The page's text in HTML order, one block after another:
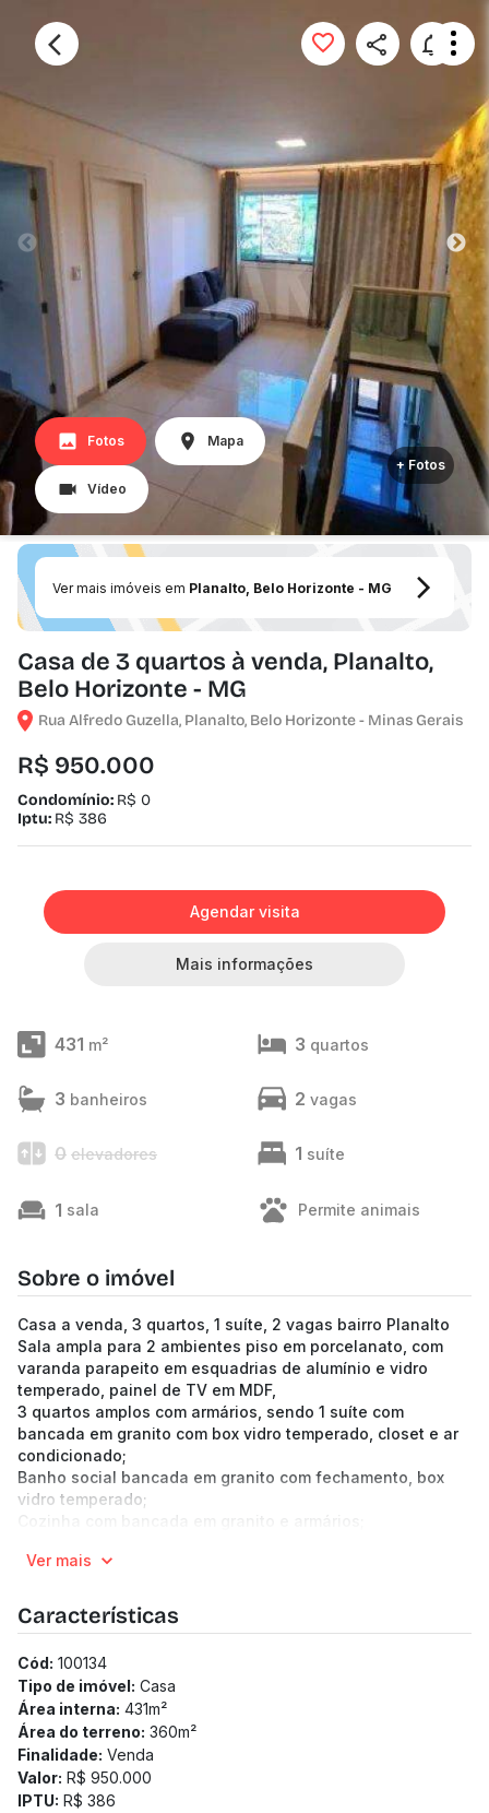
Fotos Mapa
Vídeo
+ Fotos
Ver mais imóveis em Planalto, Belo Horizonte - MG
Casa de 3 quartos à venda, Planalto,
Belo Horizonte - MG
Rua Alfredo Guzella, Planalto, Belo Horizonte - Minas Gerais
R$ 950.000
Condomínio: R$ 0
Iptu: R$ 386
Agendar visita
Mais informações
431 m² 3 quartos
3 banheiros 2 vagas
0 elevadores 1 suíte
1 sala Permite animais
Sobre o imóvel
Casa a venda, 3 quartos, 1 suíte, 2 vagas bairro Planalto
Sala ampla para 2 ambientes piso em porcelanato, com
varanda parapeito em esquadrias de alumínio e vidro
temperado, painel de TV em MDF,
3 quartos amplos com armários, sendo 1 suíte com
bancada em granito com box vidro temperado, closet e ar
condicionado;
Banho social bancada em granito com fechamento, box
vidro temperado;
Cozinha com bancada em granito e armários;
rústica;
com rebaixamento, edícula e banho social.
Nos fundos 2 anexos, com 2 quartos, sala, cozinha,
2 vagas de garagem; circuito interno de monitoramento
com câmeras;
(Os preços e informações poderão sofrer mudanças.
Solicitamos a confirmação com nossa equipe).
Ver mais
Características
Cód: 100134
Tipo de imóvel: Casa
Área interna: 431m²
Área do terreno: 360m²
Finalidade: Venda
Valor: R$ 950.000
IPTU: R$ 386